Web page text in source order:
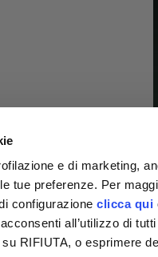
e di marketing,
tue preferenze. Per
configurazioneclicca qui
all’utilizzo di
RIFIUTA, o esprimere